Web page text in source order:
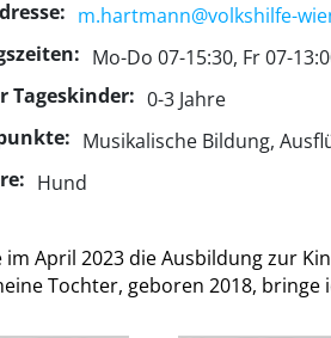
m.hartmann@volkshilfe-
Mo-Do 07-15:30, Fr 07-
Tageskinder: 0-3 Jahre
Musikalische Bildung,
Hund
im April 2023 die Ausbildung zur
Tochter, geboren 2018,